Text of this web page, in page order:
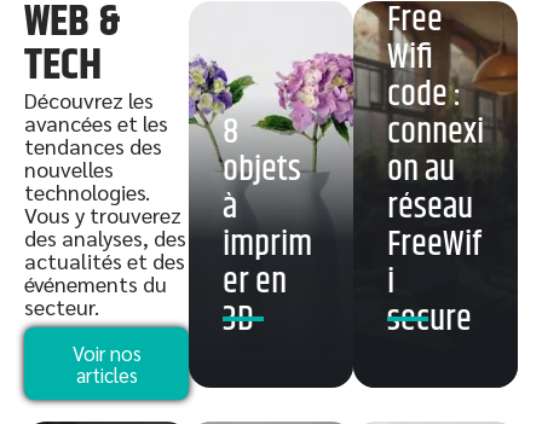
WEB &
TECH
Découvrez les
avancées et les
tendances des
nouvelles
technologies.
Vous y trouverez
des analyses, des
actualités et des
événements du
secteur.
Voir nos
articles
8
objets
à
imprim
er en
3D
Free
Wifi
code :
connexi
on au
réseau
FreeWif
i
secure
Comme
nt Buzzma